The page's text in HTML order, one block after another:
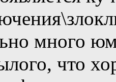
много
что